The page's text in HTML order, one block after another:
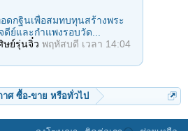
ดกฐินเพื่อสมทบทุนสร้างพระ
ดีย์และกำแพงรอบวัด...
ษย์รุ่นจิ๋ว พฤหัสบดี เวลา 14:04
าศ ซื้อ-ขาย หรือทั่วไป